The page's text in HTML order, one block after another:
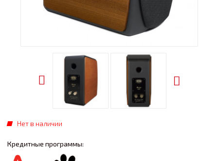
Нет в наличии
Кредитные программы: